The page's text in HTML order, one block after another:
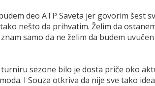
deo ATP Saveta jer govorim šest
nešto da prihvatim. Želim da
samo da ne želim da budem
sezone bilo je dosta priče oko
I Souza otkriva da nije sve tako